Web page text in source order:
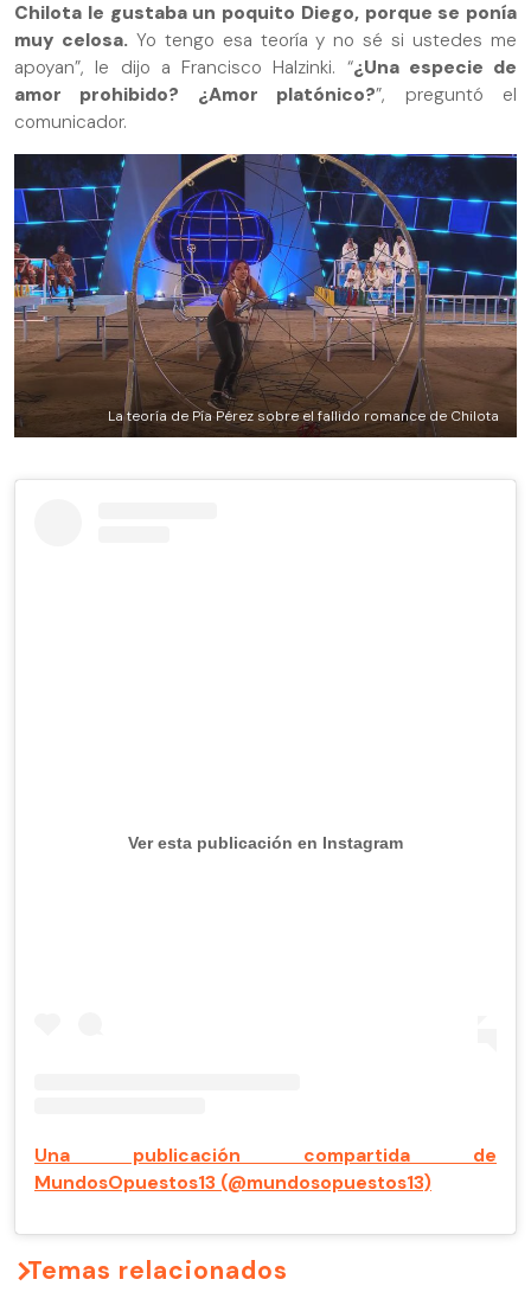
Chilota le gustaba un poquito Diego, porque se ponía
muy celosa.Yo tengo esa teoría y no sé si ustedes me
apoyan”, le dijo a Francisco Halzinki. “¿Una especie de
amor prohibido? ¿Amor platónico?”, preguntó el
comunicador.
La teoría de Pía Pérez sobre el fallido romance de Chilota
Ver esta publicación en Instagram
Una publicación compartida de
MundosOpuestos13 (@mundosopuestos13)
Temas relacionados